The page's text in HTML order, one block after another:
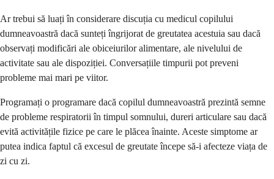
Ar trebui să luați în considerare discuția cu medicul copilului
dumneavoastră dacă sunteți îngrijorat de greutatea acestuia sau dacă
observați modificări ale obiceiurilor alimentare, ale nivelului de
activitate sau ale dispoziției. Conversațiile timpurii pot preveni
probleme mai mari pe viitor.
Programați o programare dacă copilul dumneavoastră prezintă semne
de probleme respiratorii în timpul somnului, dureri articulare sau dacă
evită activitățile fizice pe care le plăcea înainte. Aceste simptome ar
putea indica faptul că excesul de greutate începe să-i afecteze viața de
zi cu zi.